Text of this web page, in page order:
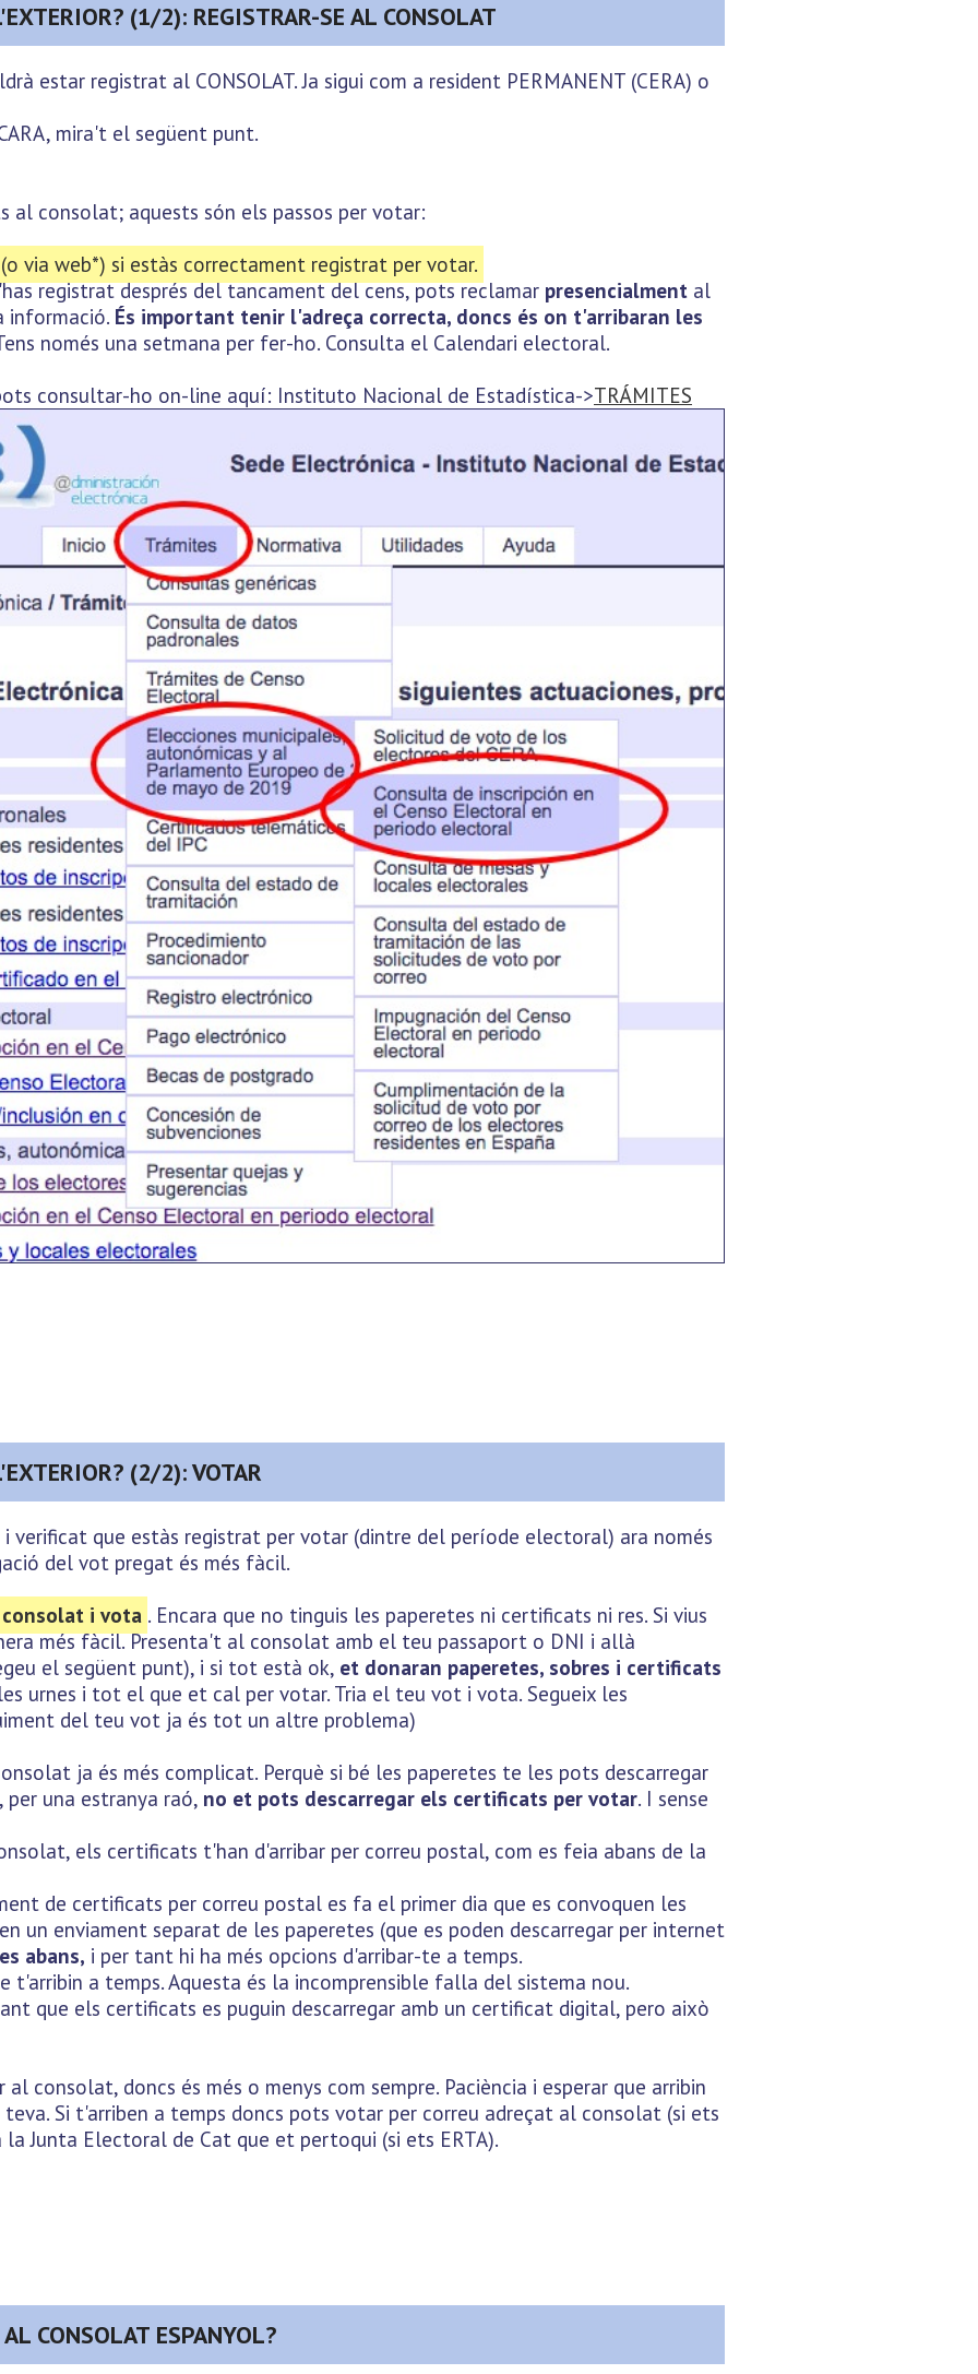
(1/2): REGISTRAR-SE AL CONSOLAT
estar registrat al CONSOLAT. Ja sigui com a resident PERMANENT (CERA) o
mira't el següent punt.
al consolat; aquests són els passos per votar:
(o via web*) si estàs correctament registrat per votar.
registrat després del tancament del cens, pots reclamar presencialment al
informació. És important tenir l'adreça correcta, doncs és on t'arribaran les
només una setmana per fer-ho. Consulta el Calendari electoral.
consultar-ho on-line aquí: Instituto Nacional de Estadística->TRÁMITES
(2/2): VOTAR
verificat que estàs registrat per votar (dintre del període electoral) ara només
del vot pregat és més fàcil.
i vota . Encara que no tinguis les paperetes ni certificats ni res. Si vius
més fàcil. Presenta't al consolat amb el teu passaport o DNI i allà
el següent punt), i si tot està ok, et donaran paperetes, sobres i certificats
urnes i tot el que et cal per votar. Tria el teu vot i vota. Segueix les
del teu vot ja és tot un altre problema)
ja és més complicat. Perquè si bé les paperetes te les pots descarregar
una estranya raó, no et pots descarregar els certificats per votar. I sense
els certificats t'han d'arribar per correu postal, com es feia abans de la
de certificats per correu postal es fa el primer dia que es convoquen les
un enviament separat de les paperetes (que es poden descarregar per internet
abans, i per tant hi ha més opcions d'arribar-te a temps.
t'arribin a temps. Aquesta és la incomprensible falla del sistema nou.
que els certificats es puguin descarregar amb un certificat digital, pero això
consolat, doncs és més o menys com sempre. Paciència i esperar que arribin
Si t'arriben a temps doncs pots votar per correu adreçat al consolat (si ets
la Junta Electoral de Cat que et pertoqui (si ets ERTA).
CONSOLAT ESPANYOL?